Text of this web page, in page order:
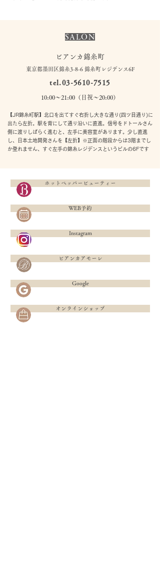
SALON
ビアンカ錦糸町
東京都墨田区錦糸3-8-6 錦糸町レジデンス6F
tel.03-5610-7515
10:00〜21:00（日祝〜20:00）
【JR錦糸町駅】北口を出てすぐ右折し大きな通り(四ツ目通り)に
出たら左折。駅を背にして通り沿いに直進。信号をドトールさん
側に渡りしばらく進むと、左手に美容室があります。少し直進
し、日本土地開発さんを【左折】※正面の階段からは3階までし
か登れません、すぐ左手の錦糸レジデンスというビルの6Fです
ホットペッパービューティー
WEB予約
Instagram
ビアンカアモーレ
Google
オンラインショップ